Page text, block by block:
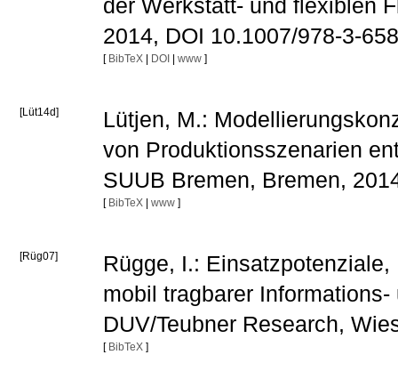
der Werkstatt- und flexiblen
2014, DOI 10.1007/978-3-
[ BibTeX| DOI www ]
[Lüt14d]
Lütjen, M.:
von Produktionsszenarien
SUUB Bremen, Bremen,
[ BibTeX| www ]
[Rüg07]
Rügge, I.:
mobil tragbarer
DUV/Teubner Research,
[ BibTeX ]